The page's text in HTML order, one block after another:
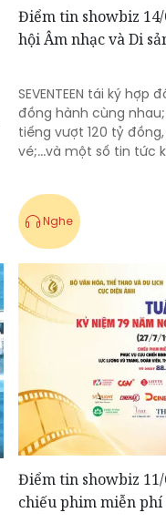
Điểm tin showbiz
hội Âm nhạc và Di
SEVENTEEN tái ký
đồng hành cùng
tiếng vượt 120 tỷ
vé;...và một số tin tức
Nghe
Điểm tin showbiz
chiếu phim miễn phí